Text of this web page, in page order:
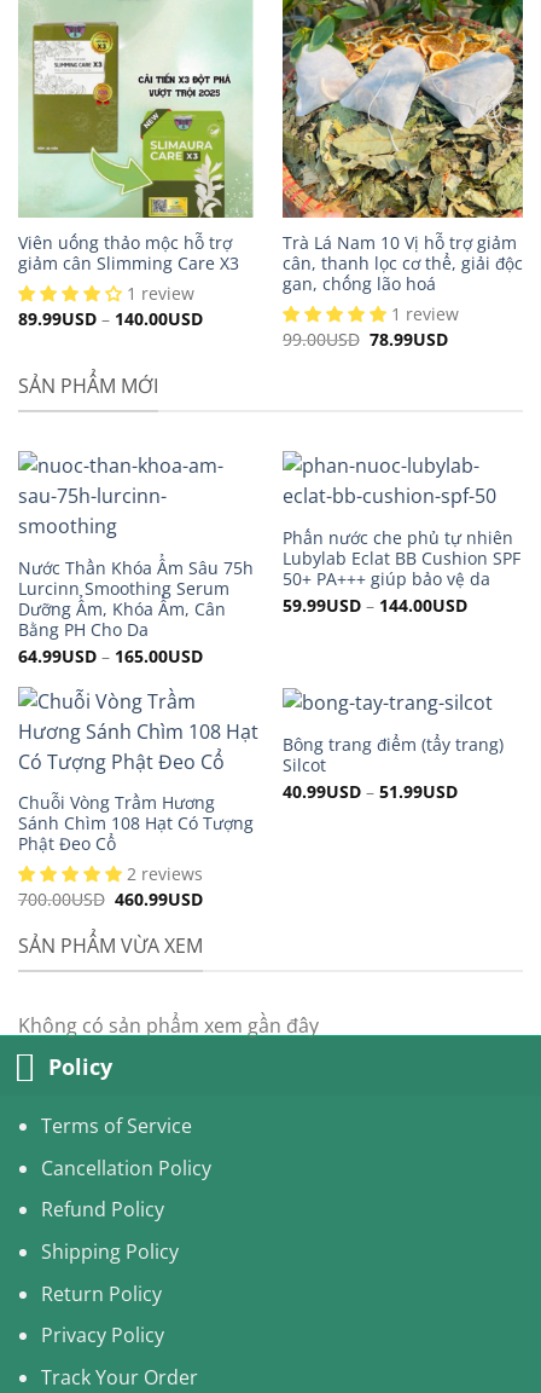
Viên uống thảo mộc hỗ trợ
giảm cân Slimming Care X3
1 review
89.99USD– 140.00USD
Trà Lá Nam 10 Vị hỗ trợ giảm
cân, thanh lọc cơ thể, giải độc
gan, chống lão hoá
1 review
99.00USD Original
78.99USDCurrent
SẢN PHẨM MỚI
Nước Thần Khóa Ẩm Sâu 75h
Lurcinn Smoothing Serum
Dưỡng Ẩm, Khóa Ẩm, Cân
Bằng PH Cho Da
64.99USD– 165.00USD
Phấn nước che phủ tự nhiên
Lubylab Eclat BB Cushion SPF
50+ PA+++ giúp bảo vệ da
59.99USD– 144.00USD
Chuỗi Vòng Trầm Hương
Sánh Chìm 108 Hạt Có Tượng
Phật Đeo Cổ
2 reviews
700.00USD Original
was:
700.00USD.
460.99USDCurrent
Bông trang điểm (tẩy trang)
Silcot
40.99USD– 51.99USD
SẢN PHẨM VỪA XEM
Không có sản phẩm xem gần đây
Policy
Terms of Service
Cancellation Policy
Refund Policy
Shipping Policy
Return Policy
Privacy Policy
Track Your Order